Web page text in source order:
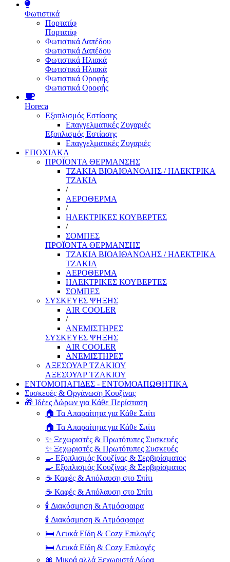
Φωτιστικά
Πορτατίφ
Πορτατίφ
Φωτιστικά Δαπέδου
Φωτιστικά Δαπέδου
Φωτιστικά Ηλιακά
Φωτιστικά Ηλιακά
Φωτιστικά Οροφής
Φωτιστικά Οροφής
Horeca
Εξοπλισμός Εστίασης
Επαγγελματικές Ζυγαριές
Εξοπλισμός Εστίασης
Επαγγελματικές Ζυγαριές
ΕΠΟΧΙΑΚΑ
ΠΡΟΪΟΝΤΑ ΘΕΡΜΑΝΣΗΣ
ΤΖΑΚΙΑ ΒΙΟΑΙΘΑΝΟΛΗΣ / ΗΛΕΚΤΡΙΚΑ
ΤΖΑΚΙΑ
/
ΑΕΡΟΘΕΡΜΑ
/
ΗΛΕΚΤΡΙΚΕΣ ΚΟΥΒΕΡΤΕΣ
/
ΣΟΜΠΕΣ
ΠΡΟΪΟΝΤΑ ΘΕΡΜΑΝΣΗΣ
ΤΖΑΚΙΑ ΒΙΟΑΙΘΑΝΟΛΗΣ / ΗΛΕΚΤΡΙΚΑ
ΤΖΑΚΙΑ
ΑΕΡΟΘΕΡΜΑ
ΗΛΕΚΤΡΙΚΕΣ ΚΟΥΒΕΡΤΕΣ
ΣΟΜΠΕΣ
ΣΥΣΚΕΥΕΣ ΨΗΞΗΣ
AIR COOLER
/
ΑΝΕΜΙΣΤΗΡΕΣ
ΣΥΣΚΕΥΕΣ ΨΗΞΗΣ
AIR COOLER
ΑΝΕΜΙΣΤΗΡΕΣ
ΑΞΕΣΟΥΑΡ ΤΖΑΚΙΟΥ
ΑΞΕΣΟΥΑΡ ΤΖΑΚΙΟΥ
ΕΝΤΟΜΟΠΑΓΙΔΕΣ - ΕΝΤΟΜΟΑΠΩΘΗΤΙΚΑ
Συσκευές & Οργάνωση Κουζίνας
🎁 Ιδέες Δώρων για Κάθε Περίσταση
🏠 Τα Απαραίτητα για Κάθε Σπίτι
🏠 Τα Απαραίτητα για Κάθε Σπίτι
✨ Ξεχωριστές & Πρωτότυπες Συσκευές
✨ Ξεχωριστές & Πρωτότυπες Συσκευές
🍳 Εξοπλισμός Κουζίνας & Σερβιρίσματος
🍳 Εξοπλισμός Κουζίνας & Σερβιρίσματος
☕ Καφές & Απόλαυση στο Σπίτι
☕ Καφές & Απόλαυση στο Σπίτι
🕯️ Διακόσμηση & Ατμόσφαιρα
🕯️ Διακόσμηση & Ατμόσφαιρα
🛏️ Λευκά Είδη & Cozy Επιλογές
🛏️ Λευκά Είδη & Cozy Επιλογές
🎀 Μικρά αλλά Ξεχωριστά Δώρα